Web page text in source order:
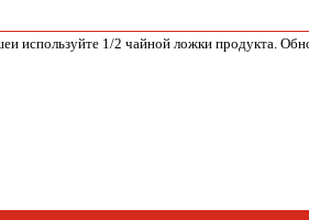
используйте 1/2 чайной ложки продукта.